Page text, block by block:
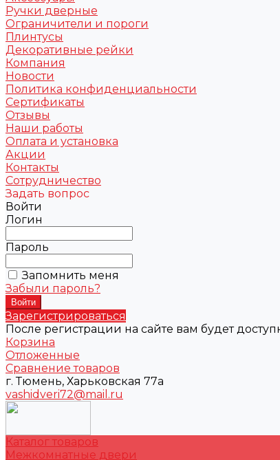
Ручки дверные
Ограничители и пороги
Плинтусы
Декоративные рейки
Компания
Новости
Политика конфиденциальности
Сертификаты
Отзывы
Наши работы
Оплата и установка
Акции
Контакты
Сотрудничество
Задать вопрос
Войти
Логин
Пароль
Запомнить меня
Забыли пароль?
Зарегистрироваться
После регистрации на сайте вам будет
Корзина
Отложенные
Сравнение товаров
г. Тюмень, Харьковская 77а
vashidveri72@mail.ru
Каталог товаров
Межкомнатные двери